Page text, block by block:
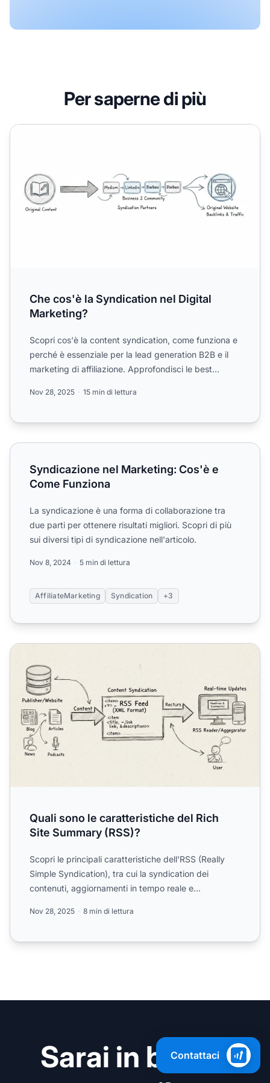
Per saperne di più
Che cos'è la Syndication nel Digital Marketing?
Che cos'è la Syndication nel Digital
Marketing?
Scopri cos'è la content syndication, come funziona e
perché è essenziale per la lead generation B2B e il
marketing di affiliazione. Approfondisci le best
Nov 28, 2025 15 min di lettura
Syndicazione nel Marketing: Cos'è e Come Funziona
Syndicazione nel Marketing: Cos'è e
Come Funziona
La syndicazione è una forma di collaborazione tra
due parti per ottenere risultati migliori. Scopri di più
sui diversi tipi di syndicazione nell'articolo.
Nov 8, 2024 5 min di lettura
AffiliateMarketing Syndication +3
Quali sono le caratteristiche del Rich Site Summary (RSS)?
Quali sono le caratteristiche del Rich
Site Summary (RSS)?
Scopri le principali caratteristiche dell'RSS (Really
Simple Syndication), tra cui la syndication dei
contenuti, aggiornamenti in tempo reale e
Nov 28, 2025 8 min di lettura
Sarai in buone
Contattaci